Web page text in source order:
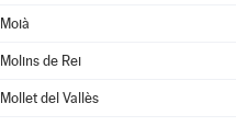
Moià
Molins de Rei
Mollet del Vallès